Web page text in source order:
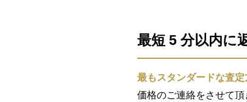
最短 5 分以内に
最もスタンダードな査定
価格のご連絡をさせて頂